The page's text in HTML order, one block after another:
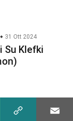
31 Ott 2024
Su Klefki